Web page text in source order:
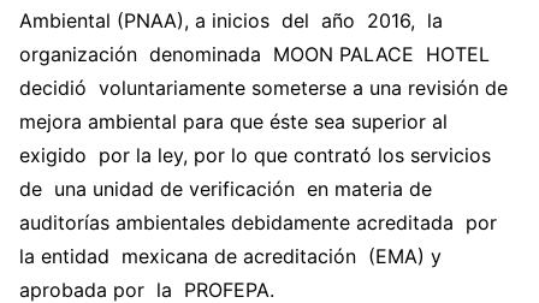
Ambiental (PNAA), a inicios del año 2016, la
organización denominada MOON PALACE HOTEL
decidió voluntariamente someterse a una revisión de
mejora ambiental para que éste sea superior al
exigido por la ley, por lo que contrató los servicios
de una unidad de verificación en materia de
auditorías ambientales debidamente acreditada por
la entidad mexicana de acreditación (EMA) y
aprobada por la PROFEPA.